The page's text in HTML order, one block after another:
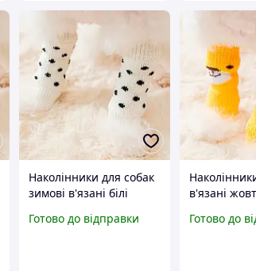
Наколінники для собак
зимові в'язані білі
лап від холоду та травм
Готово до відправки
в'язані
лап від
Готово до